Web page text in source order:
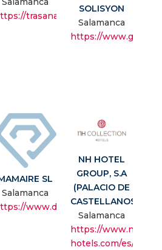
trasanam.com/
SOLISYON
Salamanca
https://
SL
Salamanca
www.diamantinacenteno.com/
NH HOTEL
GROUP, S.A
(PALACIO DE
CASTELLANOS)
Salamanca
https://www.nh-
hotels.com/es/